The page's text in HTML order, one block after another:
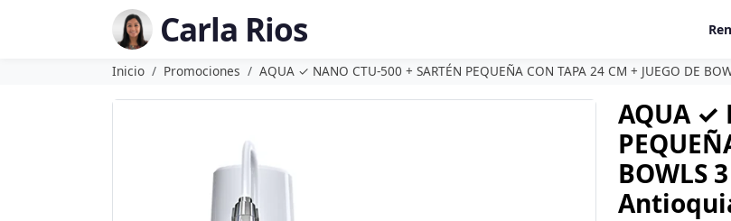
Carla Rios
Inicio Promociones AQUA ✓ NANO CTU-500 + SARTÉN PEQUEÑA CON TAPA 24 CM + JUEGO DE
AQUA ✓
BOWLS